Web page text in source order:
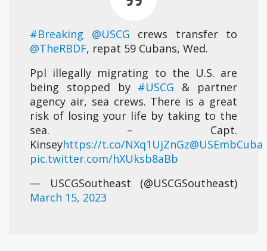
#Breaking @USCG crews transfer to
@TheRBDF, repat 59 Cubans, Wed.
Ppl illegally migrating to the U.S. are
being stopped by #USCG & partner
agency air, sea crews. There is a great
risk of losing your life by taking to the
sea. – Capt.
Kinseyhttps://t.co/NXq1UjZnGz@USEmbCuba
pic.twitter.com/hXUksb8aBb
— USCGSoutheast (@USCGSoutheast)
March 15, 2023